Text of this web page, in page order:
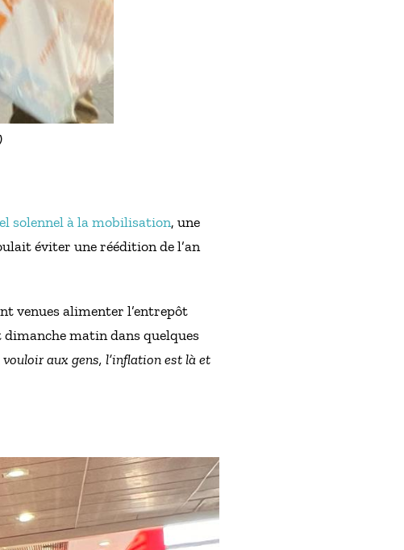
solennel à la mobilisation, une
éviter une réédition de l’an
venues alimenter l’entrepôt
dimanche matin dans quelques
aux gens, l’inflation est là et